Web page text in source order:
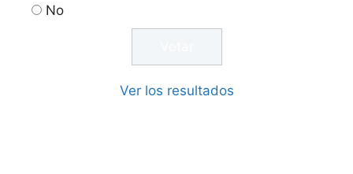
No
Ver los resultados